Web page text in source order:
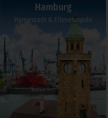
Hamburg
Hansestadt & Elbmetropole